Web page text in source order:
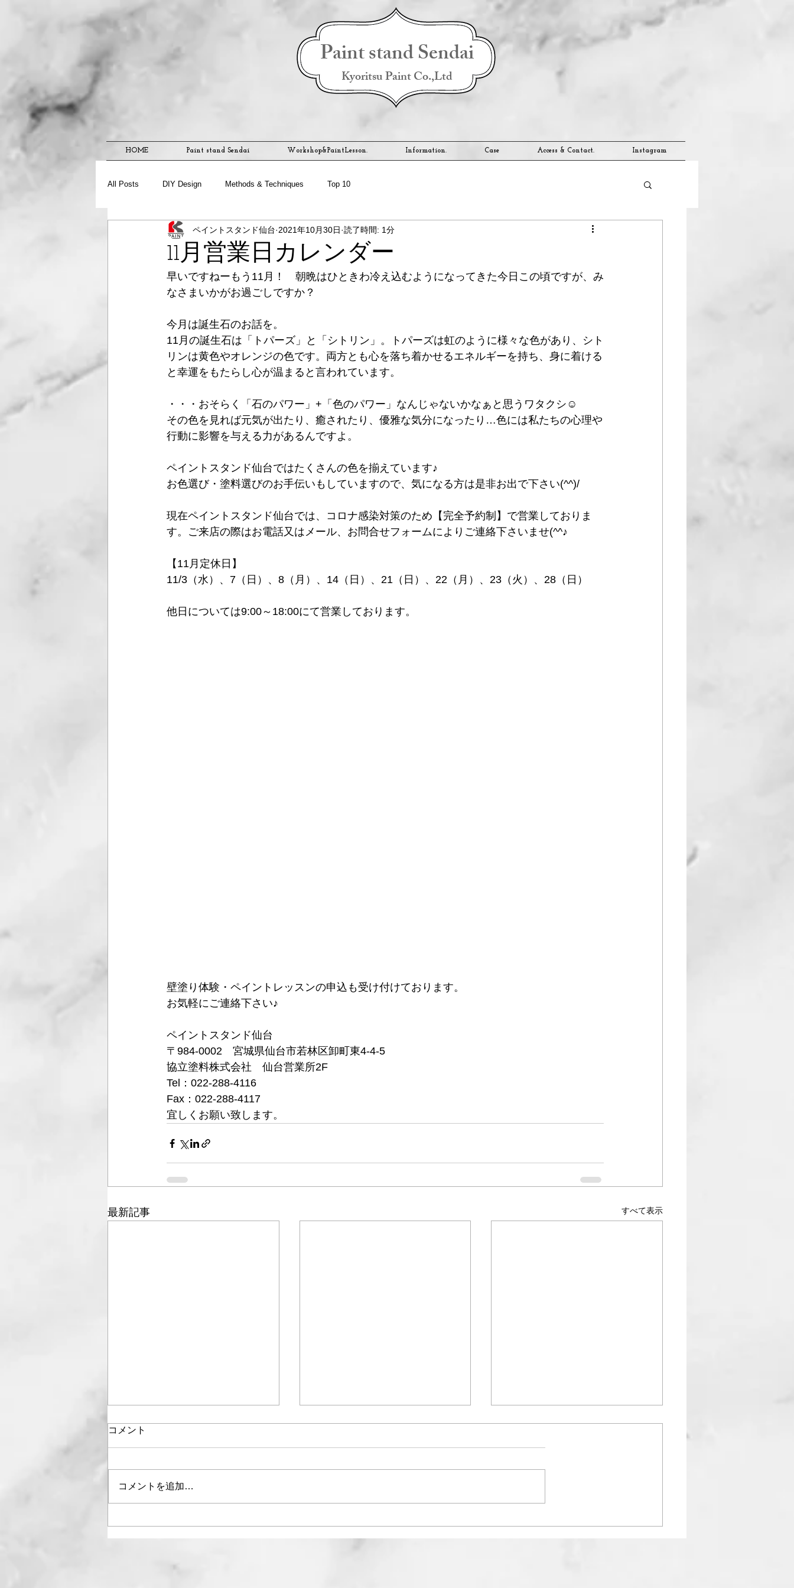
Paint stand Sendai
Kyoritsu Paint Co.,Ltd
HOME Paint stand Sendai Workshop&PaintLesson. Information. Case Access & Contact. Instagram
All Posts DIY Design Methods & Techniques Top 10
11月営業日カレンダー
ペイントスタンド仙台 2021年10月30日 読了時間: 1分
早いですねーもう11月！　朝晩はひときわ冷え込むようになってきた今日この頃ですが、み
なさまいかがお過ごしですか？
今月は誕生石のお話を。
11月の誕生石は「トパーズ」と「シトリン」。トパーズは虹のように様々な色があり、シト
リンは黄色やオレンジの色です。両方とも心を落ち着かせるエネルギーを持ち、身に着ける
と幸運をもたらし心が温まると言われています。
・・・おそらく「石のパワー」+「色のパワー」なんじゃないかなぁと思うワタクシ☺
その色を見れば元気が出たり、癒されたり、優雅な気分になったり…色には私たちの心理や
行動に影響を与える力があるんですよ。
ペイントスタンド仙台ではたくさんの色を揃えています♪
お色選び・塗料選びのお手伝いもしていますので、気になる方は是非お出で下さい(^^)/
現在ペイントスタンド仙台では、コロナ感染対策のため【完全予約制】で営業しておりま
す。ご来店の際はお電話又はメール、お問合せフォームによりご連絡下さいませ(^^♪
【11月定休日】
11/3（水）、7（日）、8（月）、14（日）、21（日）、22（月）、23（火）、28（日）
他日については9:00～18:00にて営業しております。
壁塗り体験・ペイントレッスンの申込も受け付けております。
お気軽にご連絡下さい♪
ペイントスタンド仙台
〒984-0002　宮城県仙台市若林区卸町東4-4-5
協立塗料株式会社　仙台営業所2F
Tel：022-288-4116
Fax：022-288-4117
宜しくお願い致します。
最新記事 すべて表示
2月営業日カレンダー
コメント
コメントを追加…